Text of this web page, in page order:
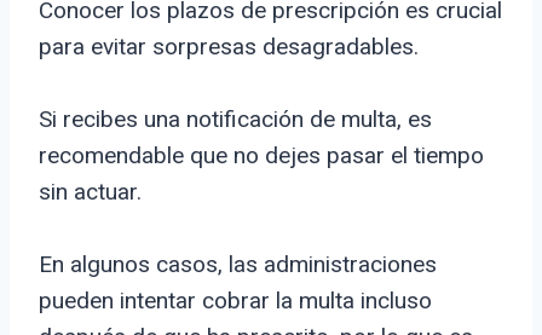
Conocer los plazos de prescripción es crucial
para evitar sorpresas desagradables.
Si recibes una notificación de multa, es
recomendable que no dejes pasar el tiempo
sin actuar.
En algunos casos, las administraciones
pueden intentar cobrar la multa incluso